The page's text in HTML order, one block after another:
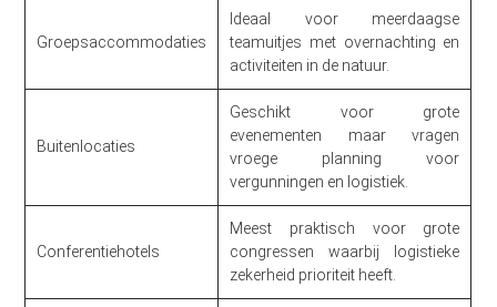
Groepsaccommodaties
Ideaal voor meerdaagse
teamuitjes met overnachting en
activiteiten in de natuur.
Buitenlocaties
Geschikt voor grote
evenementen maar vragen
vroege planning voor
vergunningen en logistiek.
Conferentiehotels
Meest praktisch voor grote
congressen waarbij logistieke
zekerheid prioriteit heeft.